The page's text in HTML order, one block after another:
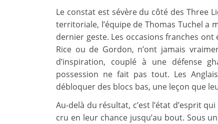
Le constat est sévère du côté des Three
territoriale, l’équipe de Thomas Tuchel a
dernier geste. Les occasions franches
Rice ou de Gordon, n’ont jamais
d’inspiration, couplé à une défense
possession ne fait pas tout. Les
débloquer des blocs bas, une leçon que
Au-delà du résultat, c’est l’état d’esprit
cru en leur chance jusqu’au bout. Sous